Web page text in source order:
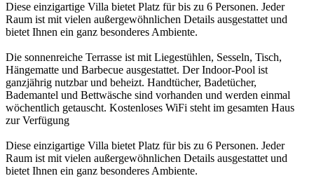
Diese einzigartige Villa bietet Platz für bis zu 6 Personen. Jeder
Raum ist mit vielen außergewöhnlichen Details ausgestattet und
bietet Ihnen ein ganz besonderes Ambiente.
Die sonnenreiche Terrasse ist mit Liegestühlen, Sesseln, Tisch,
Hängematte und Barbecue ausgestattet. Der Indoor-Pool ist
ganzjährig nutzbar und beheizt. Handtücher, Badetücher,
Bademantel und Bettwäsche sind vorhanden und werden einmal
wöchentlich getauscht. Kostenloses WiFi steht im gesamten Haus
zur Verfügung
Diese einzigartige Villa bietet Platz für bis zu 6 Personen. Jeder
Raum ist mit vielen außergewöhnlichen Details ausgestattet und
bietet Ihnen ein ganz besonderes Ambiente.